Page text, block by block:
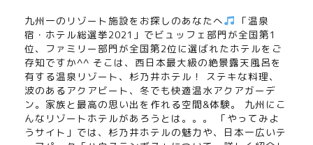
九州一のリゾート施設をお探しのあなたへ
「温泉
宿・ホテル総選挙2021」でビュッフェ部門が全国第1
位、ファミリー部門が全国第2位に選ばれたホテルをご
存知ですか^^ そこは、西日本最大級の絶景露天風呂を
有する温泉リゾート、杉乃井ホテル！ ステキな料理、
波のあるアクアビート、冬でも快適温水アクアガーデ
ン。家族と最高の思い出を作れる空間&体験。 九州にこ
んなリゾートホテルがあろうとは。。。 「やってみよ
うサイト」では、杉乃井ホテルの魅力や、日本一広いテ